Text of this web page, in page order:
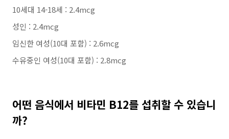
10세대 14-18세 : 2.4mcg
성인 : 2.4mcg
임신한 여성(10대 포함) : 2.6mcg
수유중인 여성(10대 포함) : 2.8mcg
어떤 음식에서 비타민 B12를 섭취할 수 있습니
까?